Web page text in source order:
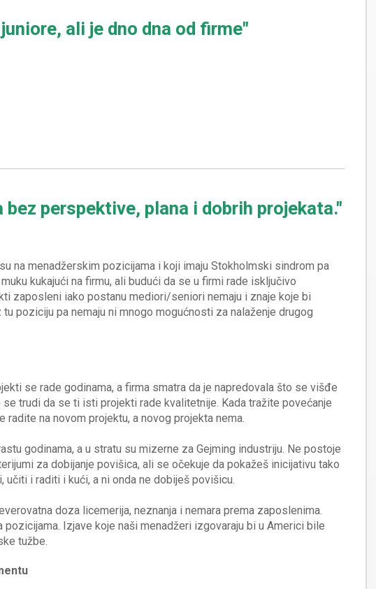
ali je dno dna od firme"
bez perspektive, plana i dobrih projekata."
na menadžerskim pozicijama i koji imaju Stokholmski sindrom pa
kukajući na firmu, ali budući da se u firmi rade isključivo
zaposleni iako postanu mediori/seniori nemaju i znaje koje bi
poziciju pa nemaju ni mnogo mogućnosti za nalaženje drugog
se rade godinama, a firma smatra da je napredovala što se višđe
se trudi da se ti isti projekti rade kvalitetnije. Kada tražite povećanje
radite na novom projektu, a novog projekta nema.
godinama, a u stratu su mizerne za Gejming industriju. Ne postoje
za dobijanje povišica, ali se očekuje da pokažeš inicijativu tako
učiti i raditi i kući, a ni onda ne dobiješ povišicu.
doza licemerija, neznanja i nemara prema zaposlenima.
pozicijama. Izjave koje naši menadžeri izgovaraju bi u Americi bile